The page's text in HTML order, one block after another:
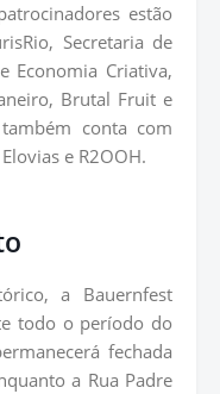
estão
Secretaria de
Economia Criativa,
Brutal Fruit e
conta com
e R2OOH.
a Bauernfest
todo o período do
fechada
a Rua Padre